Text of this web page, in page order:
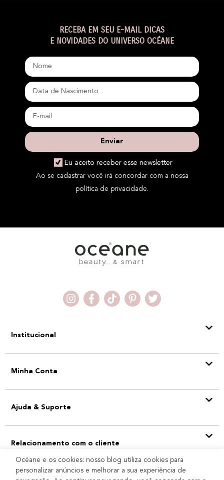
RECEBA EM SEU E-MAIL DICAS
E NOVIDADES DO UNIVERSO OCÉANE
Eu aceito receber esse newsletter
Enviar
Ao se cadastrar você irá concordar com a nossa
política de privacidade.
Institucional
Minha Conta
Ajuda & Suporte
Relacionamento com o cliente
Océane e os cookies: nosso blog utiliza cookies para
personalizar anúncios e melhorar a sua experiência de